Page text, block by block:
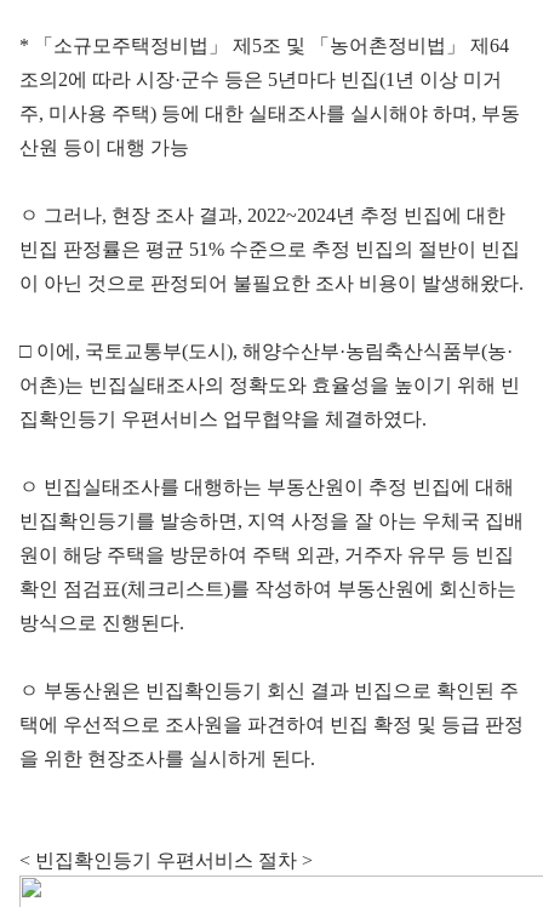
* 「 소규모주택정비법 」
제5조 및 「농어촌정비법」 제64
조의2에 따라 시장·군수 등은 5년마다 빈집(1년 이상 미거
주, 미사용 주택) 등에 대한 실태조사를 실시해야 하며, 부동
산원 등이 대행 가능
ㅇ 그러나, 현장 조사 결과, 2022~2024년 추정 빈집에 대한
빈집 판정률은 평균 51% 수준으로 추정 빈집의 절반이 빈집
이 아닌 것으로 판정되어 불필요한 조사 비용이 발생해왔다.
□ 이에, 국토교통부(도시), 해양수산부·농림축산식품부(농·
어촌)는 빈집실태조사의 정확도와 효율성을 높이기 위해 빈
집확인등기 우편서비스 업무협약을 체결하였다.
ㅇ 빈집실태조사를 대행하는 부동산원이 추정 빈집에 대해
빈집확인등기를 발송하면, 지역 사정을 잘 아는 우체국 집배
원이 해당 주택을 방문하여 주택 외관, 거주자 유무 등 빈집
확인 점검표(체크리스트)를 작성하여 부동산원에 회신하는
방식으로 진행된다.
ㅇ 부동산원은 빈집확인등기 회신 결과 빈집으로 확인된 주
택에 우선적으로 조사원을 파견하여 빈집 확정 및 등급 판정
을 위한 현장조사를 실시하게 된다.
< 빈집확인등기 우편서비스 절차 >